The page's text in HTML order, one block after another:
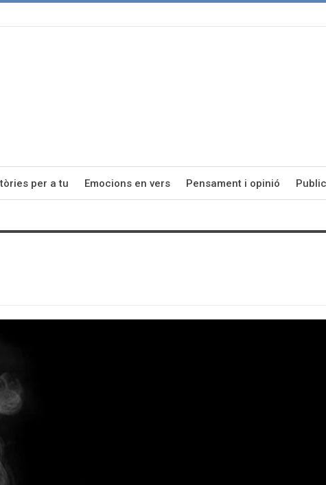
per a tu Emocions en vers Pensament i opinió